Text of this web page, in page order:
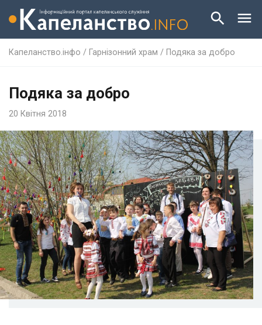
Капеланство.інфо / Гарнізонний храм / Подяка за добро
Подяка за добро
20 Квітня 2018